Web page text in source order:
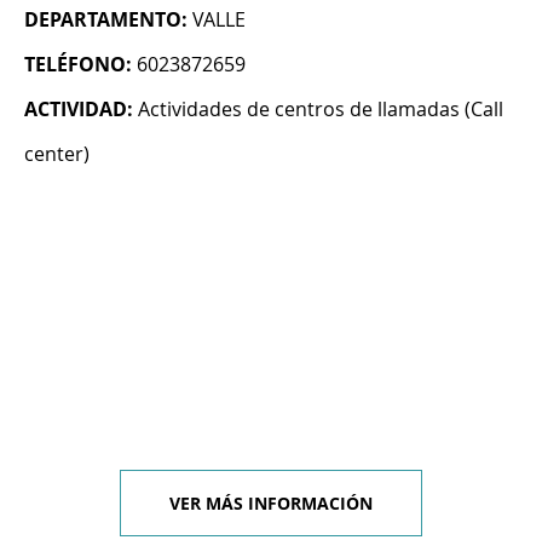
DEPARTAMENTO: VALLE
TELÉFONO: 6023872659
ACTIVIDAD: Actividades de centros de llamadas (Call
center)
VER MÁS INFORMACIÓN